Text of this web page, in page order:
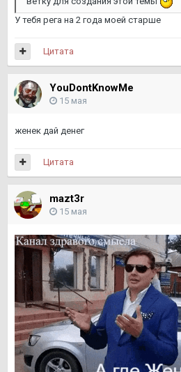
У тебя рега на 2 года моей старше
Цитата
YouDontKnowMe
15 мая
женек дай денег
Цитата
mazt3r
15 мая